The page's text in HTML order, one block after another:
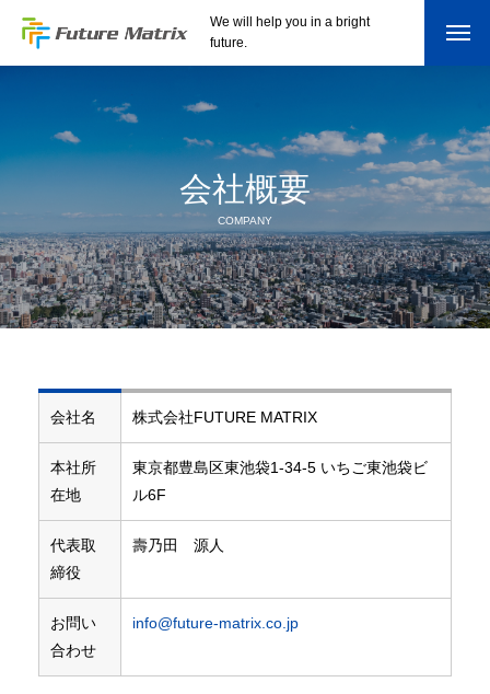
We will help you in a bright
future.
会社概要
会社概要
COMPANY
会社名 株式会社FUTURE MATRIX
本社所
在地
東京都豊島区東池袋1-34-5 いちご東池袋ビ
ル6F
代表取
締役
壽乃田 源人
お問い
合わせ
info@future-matrix.co.jp